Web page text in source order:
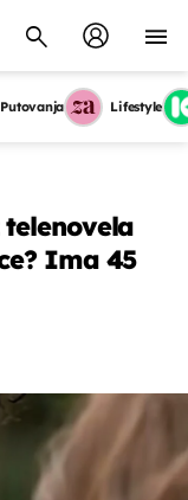
Putovanja Lifestyle
Ima 45